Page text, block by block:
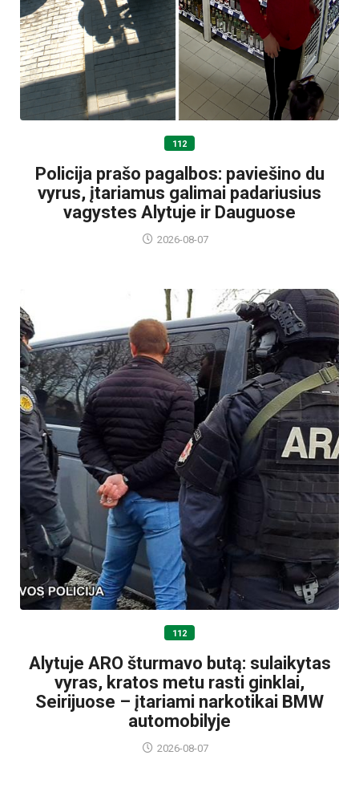
112
Policija prašo pagalbos: paviešino du
vyrus, įtariamus galimai padariusius
vagystes Alytuje ir Dauguose
2026-08-07
112
Alytuje ARO šturmavo butą: sulaikytas
vyras, kratos metu rasti ginklai,
Seirijuose – įtariami narkotikai BMW
automobilyje
2026-08-07